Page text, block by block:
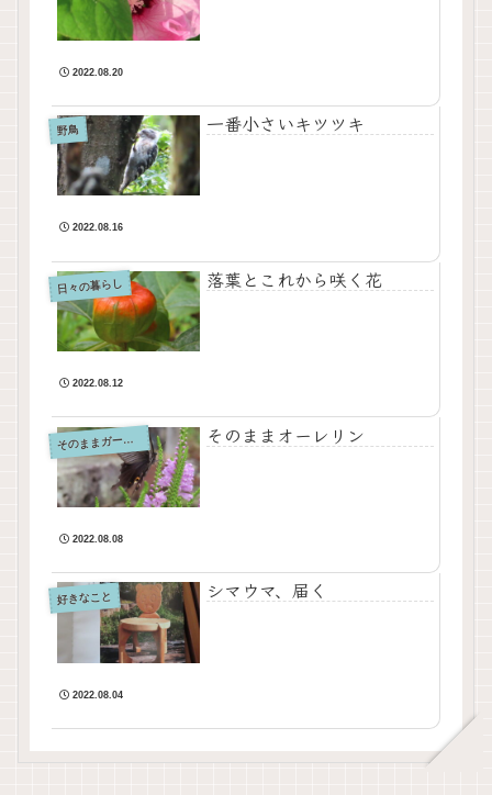
2022.08.20
野鳥 一番小さいキツツキ
2022.08.16
日々の暮らし 落葉とこれから咲く花
2022.08.12
そ
のままガーデン そのままオーレリン
2022.08.08
好きなこと シマウマ、届く
2022.08.04